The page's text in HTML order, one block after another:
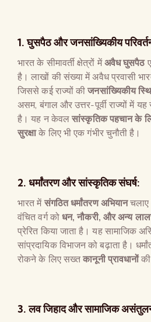
1.घुसपैठ और जनसांख्यिकीय
भारत के सीमावर्ती क्षेत्रों मेंअवैध घुसपैठ
है। लाखों की संख्या में अवैध प्रवासी
जिससे कई राज्यों कीजनसांख्यिकीय
असम, बंगाल और उत्तर-पूर्वी राज्यों में
है। यह न केवलसांस्कृतिक पहचान के
सुरक्षाके लिए भी एक गंभीर चुनौती है।
2. धर्मांतरण और सांस्कृतिक संघर्ष:
भारत मेंसंगठित धर्मांतरण अभियानचलाए
वंचित वर्ग कोधन,नौकरी, और अन्य
प्रेरित किया जाता है। यह सामाजिक
सांप्रदायिक विभाजन को बढ़ाता है।
रोकने के लिए सख्तकानूनी प्रावधानों
3.लव जिहाद और सामाजिक